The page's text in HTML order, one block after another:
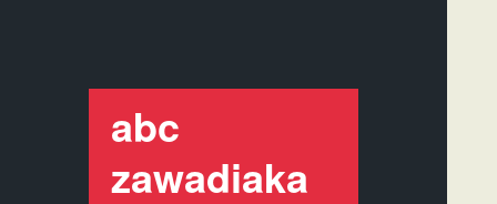
abc
zawadiaka